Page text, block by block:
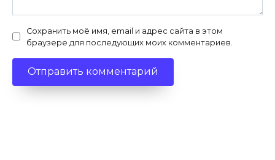
Сохранить моё имя, email и адрес сайта в этом
браузере для последующих моих комментариев.